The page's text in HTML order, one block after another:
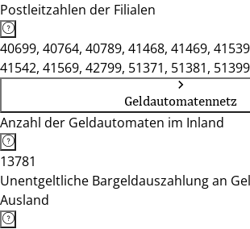
Postleitzahlen der Filialen
40699, 40764, 40789, 41468, 41469,
41542, 41569, 42799, 51371, 51381, 51399
Geldautomatennetz
Anzahl der Geldautomaten im Inland
13781
Unentgeltliche Bargeldauszahlung an
Ausland